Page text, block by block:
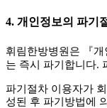
4. 개인정보의 파기
휘림한방병원은 『
는 즉시 파기합니다.
파기절차 이용자가
성된 후 파기방법에